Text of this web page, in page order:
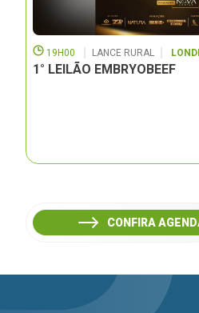
19H00 LANCE RURAL
1° LEILÃO EMBRYOBEEF
CONFIRA